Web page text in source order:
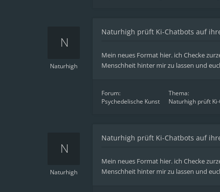
Naturhigh
Naturhigh prüft Ki-Chatbots auf
Mein neues Format hier. ich Checke
Menschheit hinter mir zu lassen und
Forum:
Psychedelische Kunst
Thema:
Naturhigh prüft
Naturhigh
Naturhigh prüft Ki-Chatbots auf
Mein neues Format hier. ich Checke
Menschheit hinter mir zu lassen und